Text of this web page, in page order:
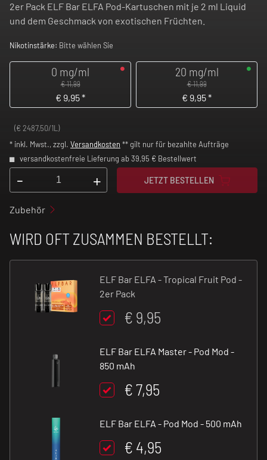
2er Pack ELF Bar ELFA Pod-Kartuschen mit je 2 ml Liquid
und dem Geschmack von exotischen Früchten.
Nikotinstärke: Bitte wählen Sie
0 mg/ml
€ 11,99
€ 9,95*
20 mg/ml
€ 11,99
€ 9,95*
(€ 2487,50/1L)
* inkl. Mwst., zzgl. Versandkosten ** gilt nur für bezahlte Aufträge
versandkostenfreie Lieferung ab 39,95 € Bestellwert
- + JETZT BESTELLEN
Zubehör
WIRD OFT ZUSAMMEN BESTELLT:
ELF Bar ELFA - Tropical Fruit Pod -
2er Pack
€ 9,95
ELF Bar ELFA Master - Pod Mod -
850 mAh
€ 7,95
ELF Bar ELFA - Pod Mod - 500 mAh
€ 4,95